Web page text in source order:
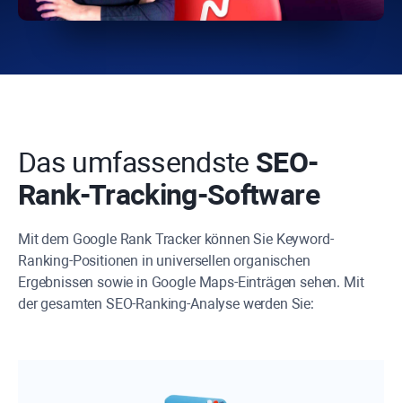
Das umfassendste SEO-
Rank-Tracking-Software
Mit dem Google Rank Tracker können Sie Keyword-
Ranking-Positionen in universellen organischen
Ergebnissen sowie in Google Maps-Einträgen sehen. Mit
der gesamten SEO-Ranking-Analyse werden Sie: